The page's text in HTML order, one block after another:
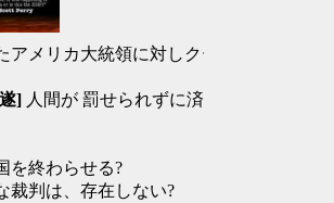
アメリカ大統領に対しクーデ
] 人間が 罰せられずに済む
を終わらせる?
裁判は、存在しない?